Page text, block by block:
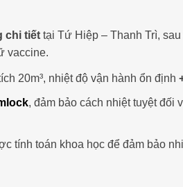
chi tiết tại Tứ Hiệp – Thanh Trì,
vaccine.
20m³, nhiệt độ vận hành ổn định
, đảm bảo cách nhiệt tuyệt đối
tính toán khoa học để đảm bảo